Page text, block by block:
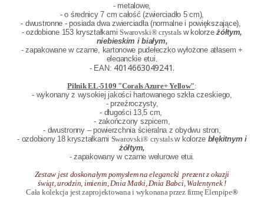
- metalowe,
- o średnicy 7 cm całość (zwierciadło 5 cm),
- dwustronne - posiada dwa zwierciadła (normalne i powiększające),
- ozdobione 153 kryształkami Swarovski® crystals w kolorzeżółtym,
niebieskim i białym,
- zapakowane w czarne, kartonowe pudełeczko wyłożone atłasem +
eleganckie etui,
- EAN: 4014663049241.
Pilnik EL-5109 "Corals Azure+ Yellow":
- wykonany z wysokiej jakości hartowanego szkła czeskiego,
- przeźroczysty,
- długości 13,5 cm,
- zakończony szpicem,
- dwustronny – powierzchnia ścieralna z obydwu stron,
- ozdobiony 18 kryształkami Swarovski® crystalsw kolorze błękitnym i
żółtym,
- zapakowany w czarne welurowe etui.
Zestaw jest doskonałym pomysłem na elegancki prezent z okazji
świąt, urodzin, imienin, Dnia Matki, Dnia Babci, Walentynek !
Cała kolekcja jest zaprojektowana i wykonana przez firmę Elenpipe®